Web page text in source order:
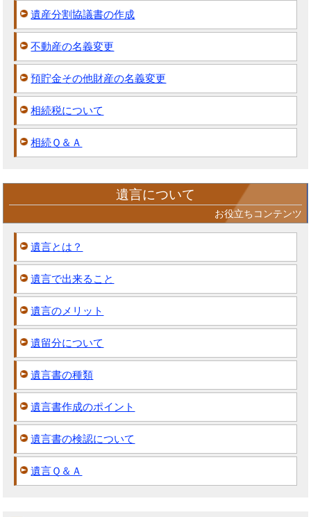
遺産分割協議書の作成
不動産の名義変更
預貯金その他財産の名義変更
相続税について
相続Ｑ＆Ａ
遺言について
お役立ちコンテンツ
遺言とは？
遺言で出来ること
遺言のメリット
遺留分について
遺言書の種類
遺言書作成のポイント
遺言書の検認について
遺言Ｑ＆Ａ